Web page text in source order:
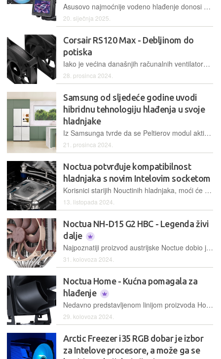
Asusovo najmoćnije vodeno hlađenje donosi pregršt dodatnih mogućnosti, ali sadrži i neke zanimljive detalje, kojima se nastoji dodatno istaknuti
20. siječnja 2025.
Corsair RS120 Max - Debljinom do
potiska
Iako je većina današnjih računalnih ventilatora debljine 25 milimetara, to ne znači da oni ne smiju biti deblji – Corsair je svog pulena odlučio udebljati pola centimetra
28. prosinca 2024.
Samsung od sljedeće godine uvodi
hibridnu tehnologiju hlađenja u svoje
hladnjake
Iz Samsunga tvrde da se Peltierov modul aktivira samo kada je potrebno jače hlađenje, primjerice nakon spremanja veće količine namirnica
21. prosinca 2024.
Noctua potvrđuje kompatibilnost
hladnjaka s novim Intelovim socketom
Korisnici starijih Nouctinih hladnjaka, moći će besplatno dobiti montažne setove koji podržavaju Intelov novi socket LGA1851
13. listopada 2024.
Noctua NH-D15 G2 HBC - Legenda živi
dalje
Najpoznatiji proizvod austrijske Noctue dobio je nasljednika. Družili smo se s HBC varijantom novog zračnog hladnjaka NH-D15 G2, koji je ispunio sva naša očekivanja
31. kolovoza 2024.
Noctua Home - Kućna pomagala za
hlađenje
Nedavno predstavljenom linijom proizvoda Home, Noctua uranja u novi segment tržišta te proširuje svoju gamu proizvoda među geekovima i entuzijastima
29. kolovoza 2024.
Arctic Freezer i35 RGB dobar je izbor
za Intelove procesore, a može ga se